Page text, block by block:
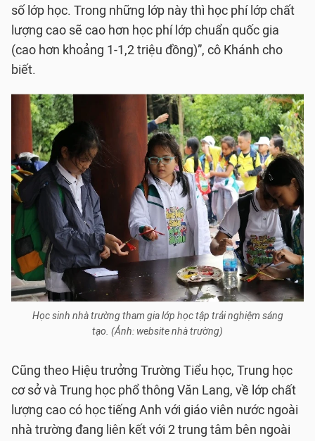
số lớp học. Trong những lớp này thì học phí lớp chất
lượng cao sẽ cao hơn học phí lớp chuẩn quốc gia
(cao hơn khoảng 1-1,2 triệu đồng)”, cô Khánh cho
biết.
Học sinh nhà trường tham gia lớp học tập trải nghiệm sáng
tạo. (Ảnh: website nhà trường)
Cũng theo Hiệu trưởng Trường Tiểu học, Trung học
cơ sở và Trung học phổ thông Văn Lang, về lớp chất
lượng cao có học tiếng Anh với giáo viên nước ngoài
nhà trường đang liên kết với 2 trung tâm bên ngoài